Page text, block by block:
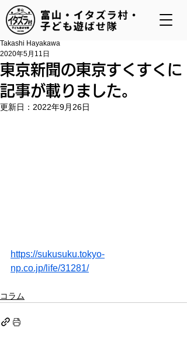
東京新聞の東京すくすくに
記事が載りました。
Takashi Hayakawa
2020年5月11日
更新日： 2022年9月26日
https://sukusuku.tokyo-
np.co.jp/life/31281/
コラム